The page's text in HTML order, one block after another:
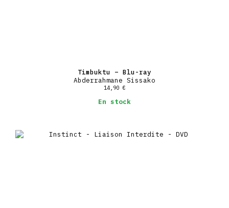
Timbuktu – Blu-ray
Abderrahmane Sissako
14,90 €
En stock